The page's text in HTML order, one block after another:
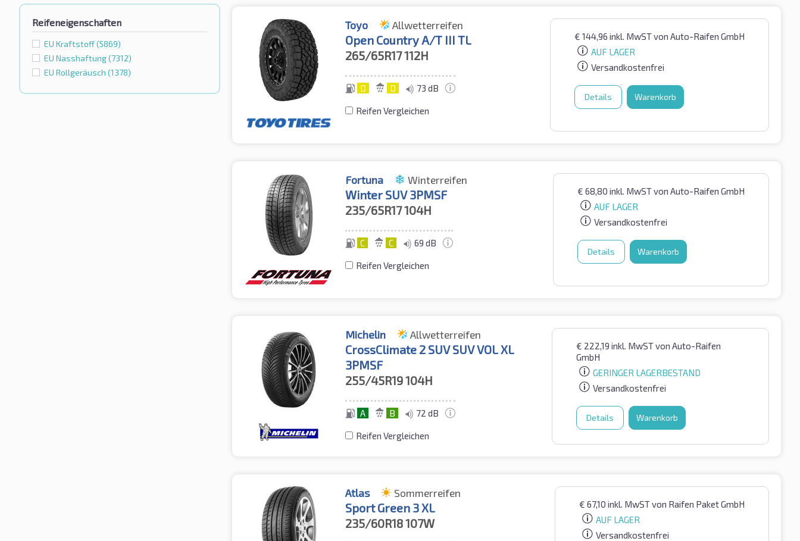
Reifeneigenschaften
EU Kraftstoff(5869)
EU Nasshaftung(7312)
EU Rollgeräusch (1378)
Toyo Allwetterreifen
Open Country A/T III TL
265/65R17112H
D D 73 dB
Reifen Vergleichen
€ 144,96 inkl. MwSTvon Auto-Raifen GmbH
AUF LAGER
Versandkostenfrei
Details Warenkorb
Fortuna Winterreifen
Winter SUV 3PMSF
235/65R17104H
C C 69 dB
Reifen Vergleichen
€ 68,80 inkl. MwSTvon Auto-Raifen GmbH
AUF LAGER
Versandkostenfrei
Details Warenkorb
Michelin Allwetterreifen
CrossClimate 2 SUV SUV VOL XL
3PMSF
255/45R19104H
A B 72 dB
Reifen Vergleichen
€ 222,19 inkl. MwSTvon Auto-Raifen
GmbH
GERINGER LAGERBESTAND
Versandkostenfrei
Details Warenkorb
Atlas Sommerreifen
Sport Green 3 XL
235/60R18107W
€ 67,10 inkl. MwSTvon Raifen Paket GmbH
AUF LAGER
Versandkostenfrei